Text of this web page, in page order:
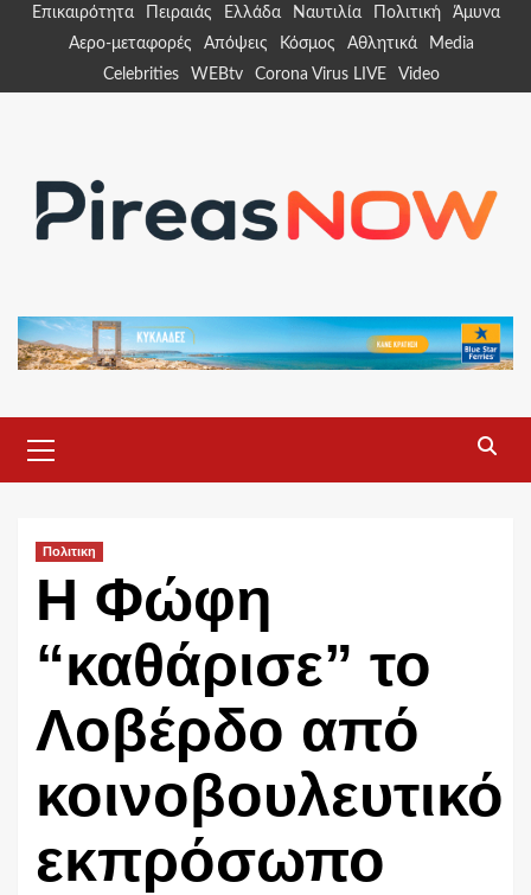
Επικαιρότητα Πειραιάς Ελλάδα Ναυτιλία Πολιτική
Άμυνα
Αερο-μεταφορές
Απόψεις Κόσμος Αθλητικά
Media
Celebrities
WEBtv Corona Virus LIVE Video
Menu
Πολιτικη
Η Φώφη
“καθάρισε” το
Λοβέρδο από
κοινοβουλευτικό
εκπρόσωπο